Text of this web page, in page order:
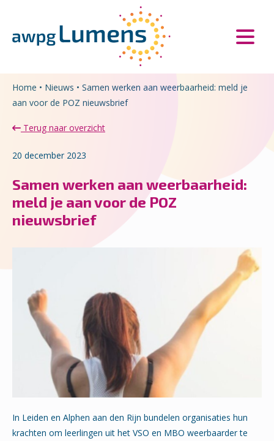
Home • Nieuws • Samen werken aan weerbaarheid: meld je
aan voor de POZ nieuwsbrief
Terug naar overzicht
20 december 2023
Samen werken aan weerbaarheid:
meld je aan voor de POZ
nieuwsbrief
In Leiden en Alphen aan den Rijn bundelen organisaties hun
krachten om leerlingen uit het VSO en MBO weerbaarder te